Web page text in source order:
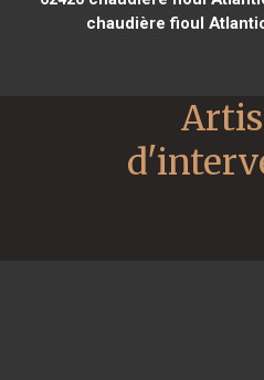
chaudière fioul